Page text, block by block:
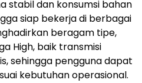
stabil dan konsumsi bahan
siap bekerja di berbagai
beragam tipe,
High, baik transmisi
sehingga pengguna dapat
kebutuhan operasional.